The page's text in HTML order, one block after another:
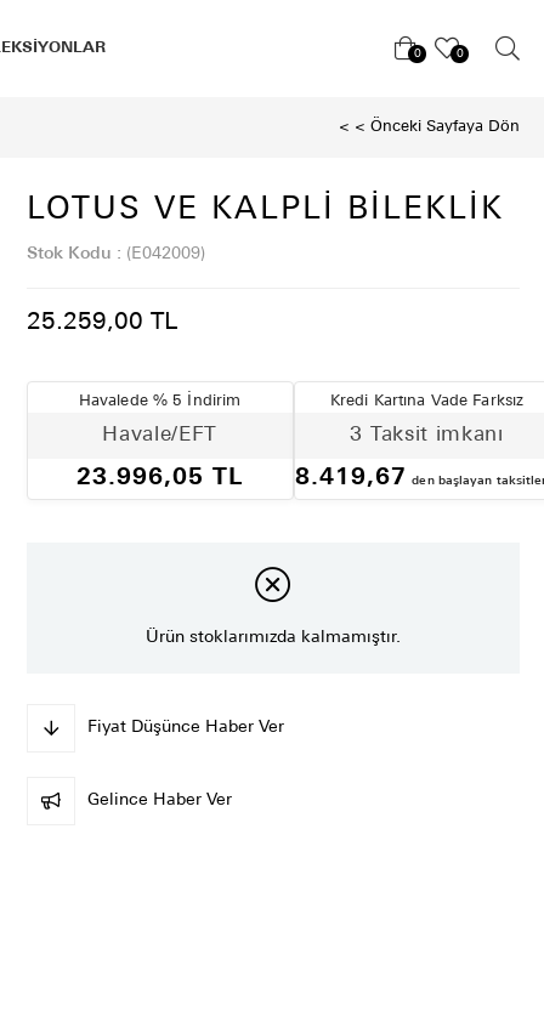
0 0
< < Önceki Sayfaya Dön
LOTUS VE KALPLI BILEKLIK
Stok Kodu (E042009)
25.259,00 TL
Havalede % 5 İndirim
Havale/EFT
23.996,05 TL
Kredi Kartına Vade Farksız
3 Taksit imkanı
8.419,67 den başlayan
Ürün stoklarımızda kalmamıştır.
Fiyat Düşünce Haber Ver
Gelince Haber Ver